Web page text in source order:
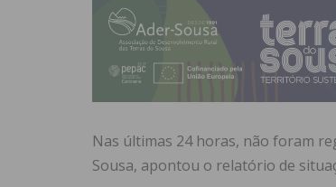
Nas últimas 24 horas, não foram
Sousa, apontou o relatório de